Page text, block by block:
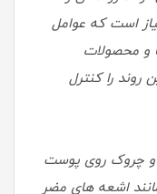
است که عوامل
و محصولات
روند را کنترل
و چروک روی پوست
اشعه های مضر